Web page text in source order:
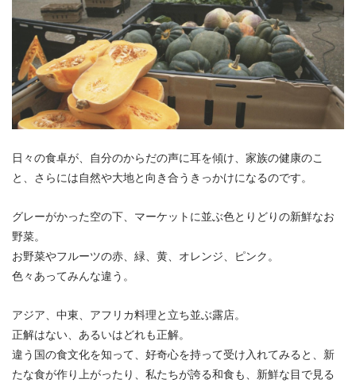
日々の食卓が、自分のからだの声に耳を傾け、家族の健康のこ
と、さらには自然や大地と向き合うきっかけになるのです。
グレーがかった空の下、マーケットに並ぶ色とりどりの新鮮なお
野菜。
お野菜やフルーツの赤、緑、黄、オレンジ、ピンク。
色々あってみんな違う。
アジア、中東、アフリカ料理と立ち並ぶ露店。
正解はない、あるいはどれも正解。
違う国の食文化を知って、好奇心を持って受け入れてみると、新
たな食が作り上がったり、私たちが誇る和食も、新鮮な目で見る